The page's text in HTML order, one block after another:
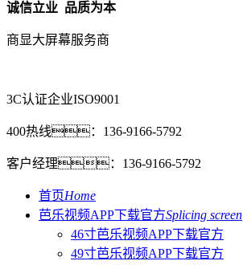
诚信立业 品质为本
商显大屏幕服务商
3C认证企业ISO9001
400热线： 136-9166-5792
客户经理： 136-9166-5792
首页Home
芭乐视频APP下载官方Splicing screen
46寸芭乐视频APP下载官方
49寸芭乐视频APP下载官方